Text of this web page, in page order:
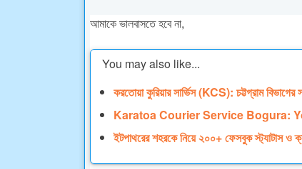
আমাকে ভালবাসতে হবে না,
You may also like...
করতোয়া কুরিয়ার সার্ভিস (KCS): চট্টগ্রাম বিভাগের
Karatoa Courier Service Bogura:
ইটপাথরের শহরকে নিয়ে ২০০+ ফেসবুক স্ট্যাটাস ও